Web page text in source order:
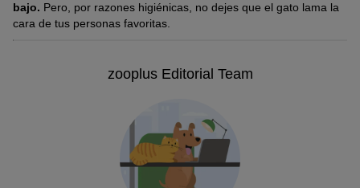
bajo. Pero, por razones higiénicas, no dejes que el gato lama la
cara de tus personas favoritas.
zooplus Editorial Team